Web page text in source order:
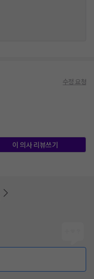
수정 요청
이 의사 리뷰쓰기